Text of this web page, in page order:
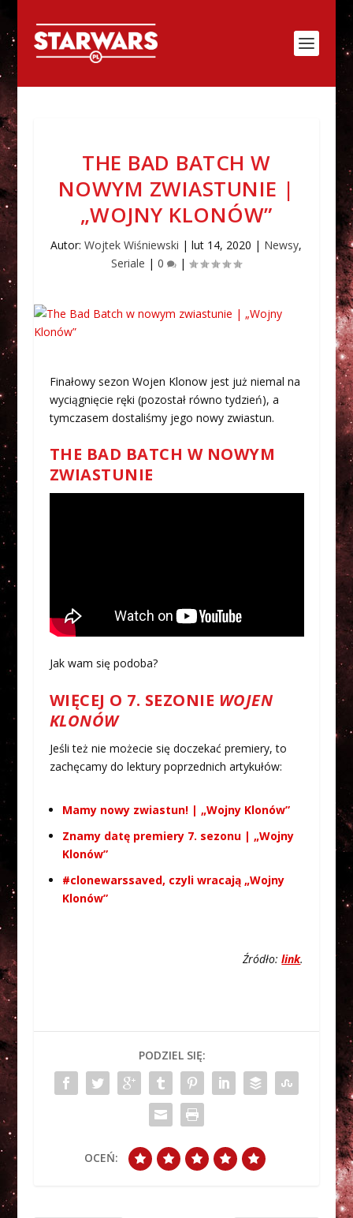
THE BAD BATCH W
NOWYM ZWIASTUNIE |
„WOJNY KLONÓW”
Autor:Wojtek Wiśniewski |lut 14, 2020 | Newsy,
Seriale |0 |
Finałowy sezon Wojen Klonow jest już niemal na
wyciągnięcie ręki (pozostał równo tydzień), a
tymczasem dostaliśmy jego nowy zwiastun.
THE BAD BATCH W NOWYM
ZWIASTUNIE
Jak wam się podoba?
WIĘCEJ O 7. SEZONIE WOJEN
KLONÓW
Jeśli też nie możecie się doczekać premiery, to
zachęcamy do lektury poprzednich artykułów:
Mamy nowy zwiastun! | „Wojny Klonów”
Znamy datę premiery 7. sezonu | „Wojny
Klonów”
#clonewarssaved, czyli wracają „Wojny
Klonów”
Źródło:link.
PODZIEL SIĘ:
OCEŃ: